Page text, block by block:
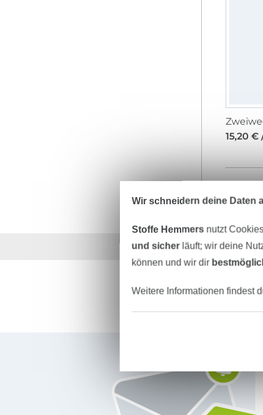
15,20 €
Über 1.8 Millionen
Wir schneidern deine Daten
Stoffe Hemmers nutzt
und sicherläuft; wir deine
können und wir dir
Weitere Informationen findest